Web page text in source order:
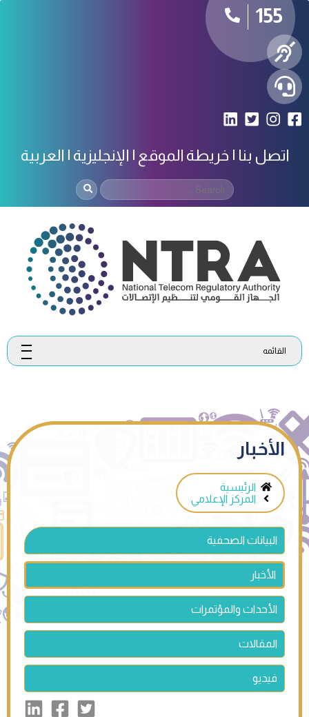
155
اتصل بنا خريطة الموقع الإنجليزية العربية
القائمه
الأخبار
الرئيسية
المركز الإعلامي
البيانات الصحفية
الأخبار
الأحداث والمؤتمرات
المقالات
فيديو